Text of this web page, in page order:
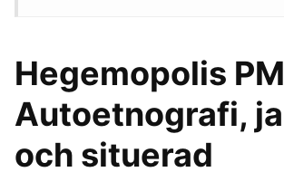
Hegemopolis
Autoetnografi,
och situerad